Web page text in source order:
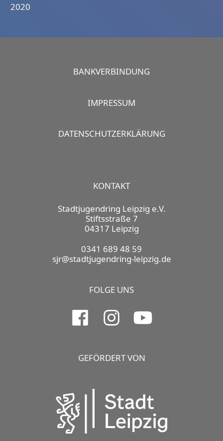
2020
BANKVERBINDUNG
IMPRESSUM
DATENSCHUTZERKLÄRUNG
KONTAKT
Stadtjugendring Leipzig e.V.
Stiftsstraße 7
04317 Leipzig
0341 689 48 59
sjr@stadtjugendring-leipzig.de
FOLGE UNS
GEFÖRDERT VON